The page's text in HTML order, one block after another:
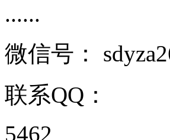
......
微信号：
联系QQ：
5462